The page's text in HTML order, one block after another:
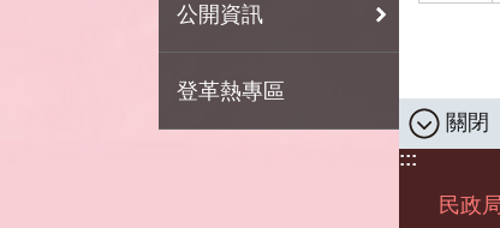
公開資訊
登革熱專區
關閉
:::
民政